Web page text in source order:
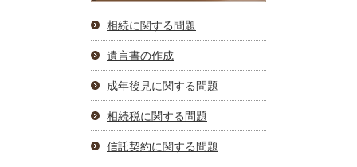
相続に関する問題
遺言書の作成
成年後見に関する問題
相続税に関する問題
信託契約に関する問題